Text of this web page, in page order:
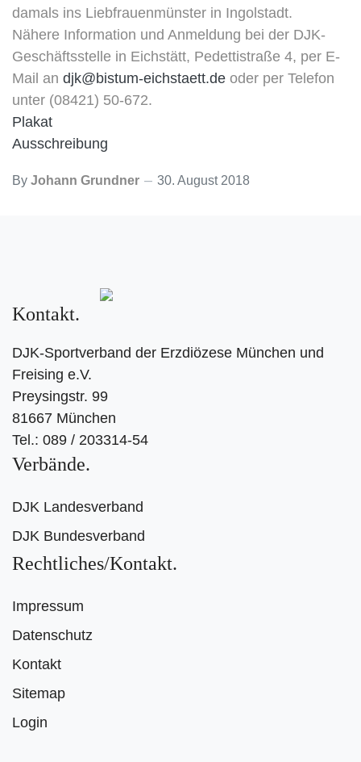
damals ins Liebfrauenmünster in Ingolstadt.
Nähere Information und Anmeldung bei der DJK-
Geschäftsstelle in Eichstätt, Pedettistraße 4, per E-
Mail an djk@bistum-eichstaett.de oder per Telefon
unter (08421) 50-672.
Plakat
Ausschreibung
By Johann Grundner 30. August 2018
Kontakt
DJK-Sportverband der Erzdiözese München und
Freising e.V.
Preysingstr. 99
81667 München
Tel.: 089 / 203314-54
Verbände
DJK Landesverband
DJK Bundesverband
Rechtliches/Kontakt
Impressum
Datenschutz
Kontakt
Sitemap
Login